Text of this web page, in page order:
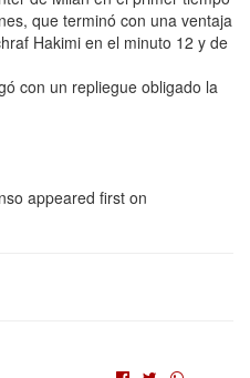
que terminó con una ventaja
Hakimi en el minuto 12 y de
con un repliegue obligado la
appeared first on